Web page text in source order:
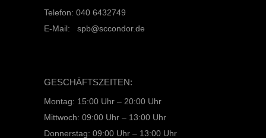
Telefon: 040 6432749
E-Mail: spb@sccondor.de
GESCHÄFTSZEITEN:
Montag: 15:00 Uhr – 20:00 Uhr
Mittwoch: 09:00 Uhr – 13:00 Uhr
Donnerstag: 09:00 Uhr – 13:00 Uhr